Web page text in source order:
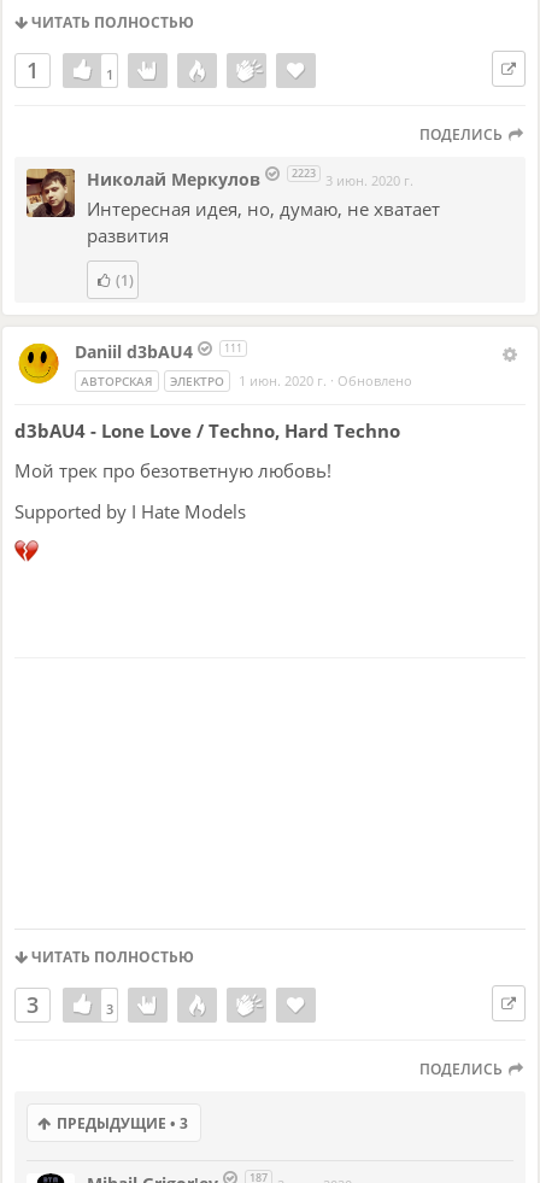
ЧИТАТЬ ПОЛНОСТЬЮ
1 11
ПОДЕЛИСЬ
Николай Меркулов 2223 3 июн. 2020 г.
Интересная идея, но, думаю, не хватает
развития
(1)
Daniil d3bAU4 111
АВТОРСКАЯ ЭЛЕКТРО 1 июн. 2020 г. · Обновлено
d3bAU4 - Lone Love / Techno, Hard Techno
Мой трек про безответную любовь!
Supported by I Hate Models
ЧИТАТЬ ПОЛНОСТЬЮ
3 3
3
ПОДЕЛИСЬ
ПРЕДЫДУЩИЕ • 3
187